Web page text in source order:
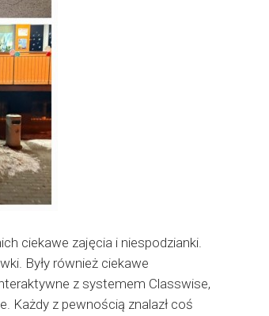
ciekawe zajęcia i niespodzianki.
Były również ciekawe
z systemem Classwise,
Każdy z pewnością znalazł coś